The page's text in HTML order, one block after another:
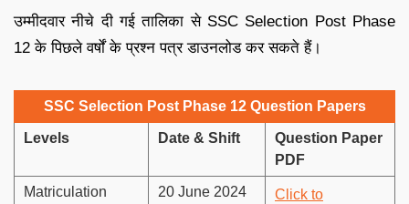
उम्मीदवार नीचे दी गई तालिका से SSC Selection Post Phase
12 के पिछले वर्षों के प्रश्न पत्र डाउनलोड कर सकते हैं।
SSC Selection Post Phase 12 Question Papers
Levels Date & Shift
Question Paper
PDF
Matriculation
20 June 2024
Click to